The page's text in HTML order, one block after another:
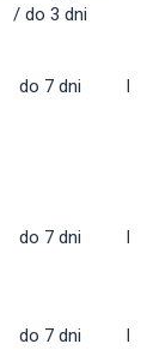
/ do 3 dni
do 7 dni
do 7 dni
do 7 dni